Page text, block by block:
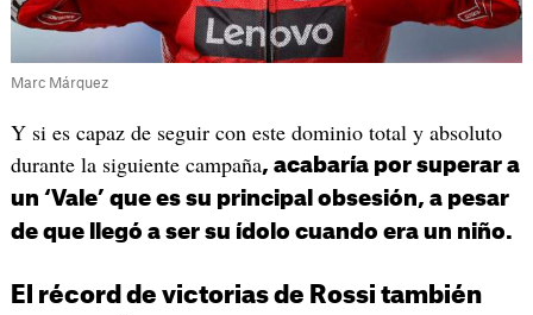
Marc Márquez
Y si es capaz de seguir con este dominio total y absoluto
durante la siguiente campaña, acabaría por superar a
un ‘Vale’ que es su principal obsesión, a pesar
de que llegó a ser su ídolo cuando era un niño.
El récord de victorias de Rossi también